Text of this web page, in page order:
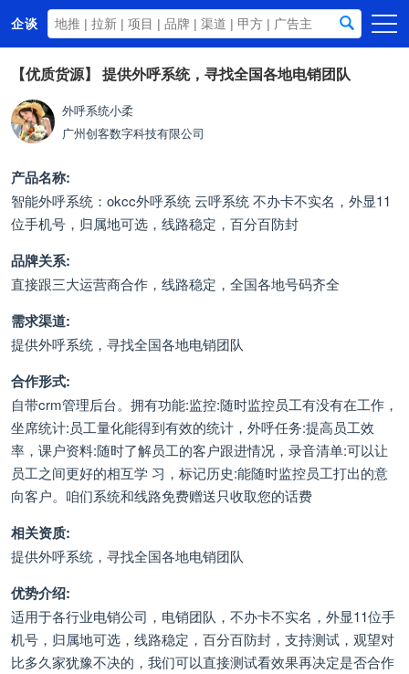
企谈
首页
商务资源
资讯动态
关于我们
【优质货源】 提供外呼系统，寻找全国各地电销团队
外呼系统小柔
广州创客数字科技有限公司
产品名称:
智能外呼系统：okcc外呼系统 云呼系统 不办卡不实名，外显11
位手机号，归属地可选，线路稳定，百分百防封
品牌关系:
直接跟三大运营商合作，线路稳定，全国各地号码齐全
需求渠道:
提供外呼系统，寻找全国各地电销团队
合作形式:
自带crm管理后台。拥有功能:监控:随时监控员工有没有在工作，
坐席统计:员工量化能得到有效的统计，外呼任务:提高员工效
率，课户资料:随时了解员工的客户跟进情况，录音清单:可以让
员工之间更好的相互学 习，标记历史:能随时监控员工打出的意
向客户。咱们系统和线路免费赠送只收取您的话费
相关资质:
提供外呼系统，寻找全国各地电销团队
优势介绍:
适用于各行业电销公司，电销团队，不办卡不实名，外显11位手
机号，归属地可选，线路稳定，百分百防封，支持测试，观望对
比多久家犹豫不决的，我们可以直接测试看效果再决定是否合作